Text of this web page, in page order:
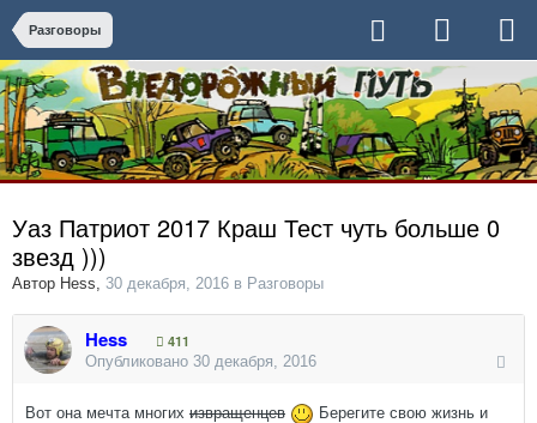
Разговоры
Уаз Патриот 2017 Краш Тест чуть больше 0
звезд )))
Автор Hess, 30 декабря, 2016 в Разговоры
Hess
411
Опубликовано 30 декабря, 2016
Вот она мечта многих извращенцев
Берегите свою жизнь и